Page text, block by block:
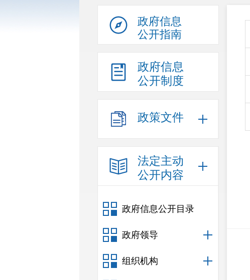
政府信息
公开指南
政府信息
公开制度
政策文件
法定主动
公开内容
政府信息公开目录
政府领导
组织机构